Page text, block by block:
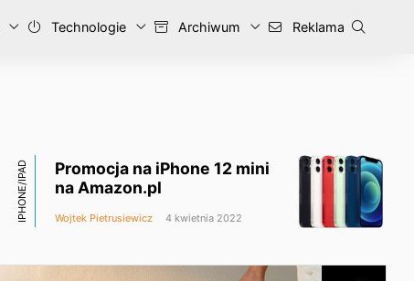
Technologie Archiwum Reklama
IPHONE/IPAD
Promocja na iPhone 12 mini
na Amazon.pl
Wojtek Pietrusiewicz 4 kwietnia 2022